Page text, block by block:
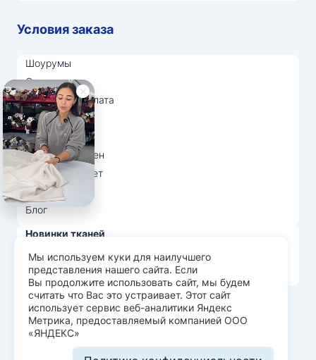
Условия заказа
Шоурумы
Отзывы
Доставка и оплата
О нас
Вопрос-ответ
Возврат и обмен
Личный кабинет
Ткани оптом
Блог
Новинки тканей
Распродажа тканей
Лидеры продаж
© Арт Текс — продажа тканей оптом, 2026
Пользовательское соглашение
Политика конфиденциальности
Мы используем куки для наилучшего
представления нашего сайта. Если
Вы продолжите использовать сайт, мы будем
считать что Вас это устраивает. Этот сайт
использует сервис веб-аналитики Яндекс
Метрика, предоставляемый компанией ООО
«ЯНДЕКС»